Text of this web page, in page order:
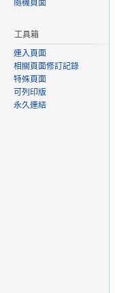
隨機頁面
工具箱
連入頁面
相關頁面修訂記錄
特殊頁面
可列印版
永久連結